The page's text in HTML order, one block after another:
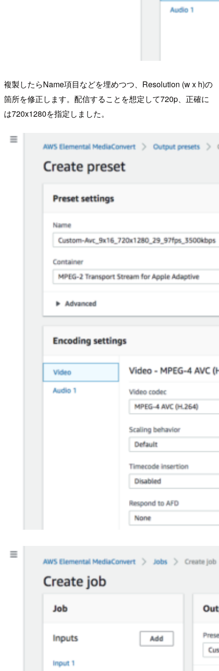
複製したらName項目などを埋めつつ、Resolution (w x h)の
箇所を修正します。配信することを想定して720p、正確に
は720x1280を指定しました。